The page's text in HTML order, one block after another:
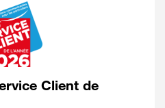
Client de